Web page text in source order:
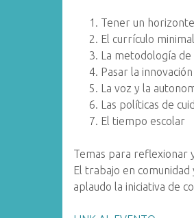
Tener un horizonte
El currículo
La metodología de
Pasar la
La voz y la
Las políticas de
El tiempo escolar
Temas para reflexionar
El trabajo en
aplaudo la iniciativa de